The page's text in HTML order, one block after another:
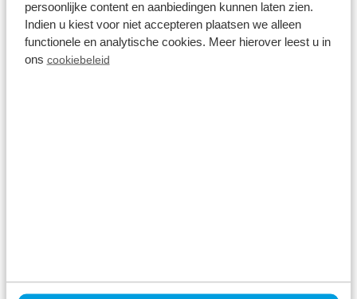
persoonlijke content en aanbiedingen kunnen laten zien.
Indien u kiest voor niet accepteren plaatsen we alleen
functionele en analytische cookies. Meer hierover leest u in
ons cookiebeleid
Markermeer
Das Markermeer ist nach der ehemaligen Insel
zum Beispiel mit der Sail & Bike-Tour. Sie radeln eine